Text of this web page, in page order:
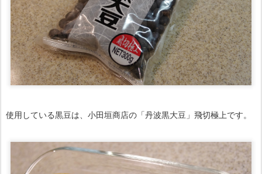
使用している黒豆は、小田垣商店の「丹波黒大豆」飛切極上です。